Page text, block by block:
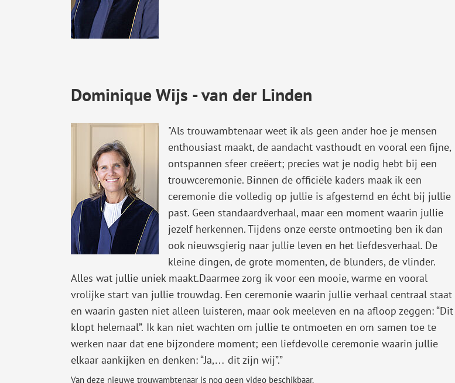
Dominique Wijs - van der Linden
"Als trouwambtenaar weet ik als geen ander hoe je mensen
enthousiast maakt, de aandacht vasthoudt en vooral een fijne,
ontspannen sfeer creëert; precies wat je nodig hebt bij een
trouwceremonie. Binnen de officiële kaders maak ik een
ceremonie die volledig op jullie is afgestemd en écht bij jullie
past. Geen standaardverhaal, maar een moment waarin jullie
jezelf herkennen. Tijdens onze eerste ontmoeting ben ik dan
ook nieuwsgierig naar jullie leven en het liefdesverhaal. De
kleine dingen, de grote momenten, de blunders, de vlinder.
Alles wat jullie uniek maakt.Daarmee zorg ik voor een mooie, warme en vooral
vrolijke start van jullie trouwdag. Een ceremonie waarin jullie verhaal centraal staat
en waarin gasten niet alleen luisteren, maar ook meeleven en na afloop zeggen: “Dit
klopt helemaal”. Ik kan niet wachten om jullie te ontmoeten en om samen toe te
werken naar dat ene bijzondere moment; een liefdevolle ceremonie waarin jullie
elkaar aankijken en denken: “Ja,… dit zijn wij”.”
Van deze nieuwe trouwambtenaar is nog geen video beschikbaar.